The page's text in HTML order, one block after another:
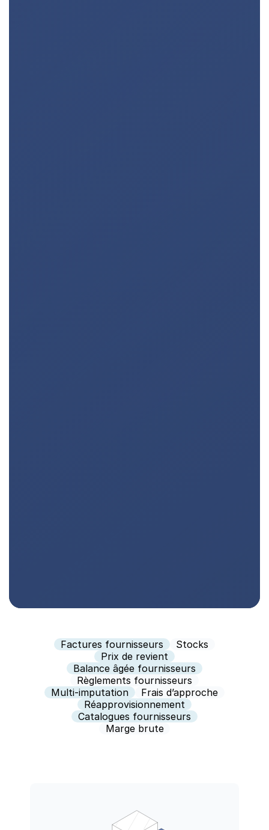
Factures fournisseurs
Stocks
Prix de revient
Balance âgée fournisseurs
Règlements fournisseurs
Multi-imputation
Frais d’approche
Réapprovisionnement
Catalogues fournisseurs
Marge brute